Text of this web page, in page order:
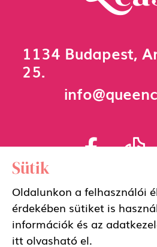
1134 Budapest,
25.
Adatkezelési
Általános
Sütik
Oldalunkon a felhasználói
érdekében sütiket is
információk és az
itt olvasható el.